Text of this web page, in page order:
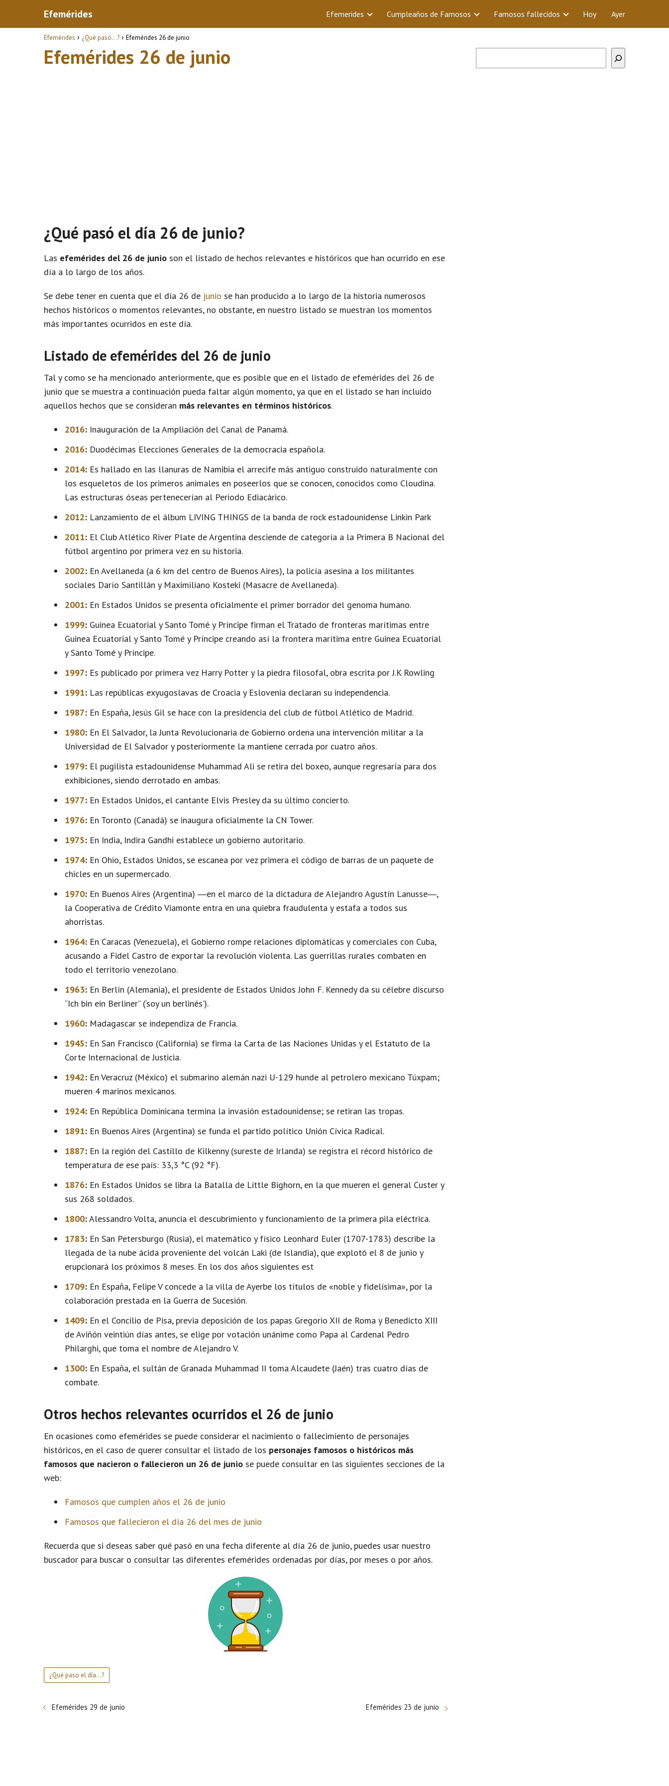
Efemérides Efemerides Cumpleaños de Famosos Famosos fallecidos Hoy Ayer
Efemérides ¿Qué pasó...? Efemérides 26 de junio
Efemérides 26 de junio
¿Qué pasó el día 26 de junio?
Las efemérides del 26 de junio son el listado de hechos relevantes e históricos que han ocurrido en ese
día a lo largo de los años.
Se debe tener en cuenta que el día 26 de junio se han producido a lo largo de la historia numerosos
hechos históricos o momentos relevantes, no obstante, en nuestro listado se muestran los momentos
más importantes ocurridos en este día.
Listado de efemérides del 26 de junio
Tal y como se ha mencionado anteriormente, que es posible que en el listado de efemérides del 26 de
junio que se muestra a continuación pueda faltar algún momento, ya que en el listado se han incluido
aquellos hechos que se consideran más relevantes en términos históricos.
2016: Inauguración de la Ampliación del Canal de Panamá.
2016: Duodécimas Elecciones Generales de la democracia española.
2014: Es hallado en las llanuras de Namibia el arrecife más antiguo construido naturalmente con
los esqueletos de los primeros animales en poseerlos que se conocen, conocidos como Cloudina.
Las estructuras óseas pertenecerían al Periodo Ediacárico.​
2012: Lanzamiento de el álbum LIVING THINGS de la banda de rock estadounidense Linkin Park
2011: El Club Atlético River Plate de Argentina desciende de categoría a la Primera B Nacional del
fútbol argentino por primera vez en su historia.
2002: En Avellaneda (a 6 km del centro de Buenos Aires), la policía asesina a los militantes
sociales Darío Santillán y Maximiliano Kosteki (Masacre de Avellaneda).
2001: En Estados Unidos se presenta oficialmente el primer borrador del genoma humano.
1999: Guinea Ecuatorial y Santo Tomé y Príncipe firman el Tratado de fronteras marítimas entre
Guinea Ecuatorial y Santo Tomé y Príncipe creando así la frontera marítima entre Guinea Ecuatorial
y Santo Tomé y Príncipe.
1997: Es publicado por primera vez Harry Potter y la piedra filosofal, obra escrita por J.K Rowling
1991: Las repúblicas exyugoslavas de Croacia y Eslovenia declaran su independencia.
1987: En España, Jesús Gil se hace con la presidencia del club de fútbol Atlético de Madrid.
1980: En El Salvador, la Junta Revolucionaria de Gobierno ordena una intervención militar a la
Universidad de El Salvador y posteriormente la mantiene cerrada por cuatro años.
1979: El pugilista estadounidense Muhammad Ali se retira del boxeo, aunque regresaría para dos
exhibiciones, siendo derrotado en ambas.
1977: En Estados Unidos, el cantante Elvis Presley da su último concierto.
1976: En Toronto (Canadá) se inaugura oficialmente la CN Tower.
1975: En India, Indira Gandhi establece un gobierno autoritario.
1974: En Ohio, Estados Unidos, se escanea por vez primera el código de barras de un paquete de
chicles en un supermercado.
1970: En Buenos Aires (Argentina) ―en el marco de la dictadura de Alejandro Agustín Lanusse―,
la Cooperativa de Crédito Viamonte entra en una quiebra fraudulenta y estafa a todos sus
ahorristas.
1964: En Caracas (Venezuela), el Gobierno rompe relaciones diplomáticas y comerciales con Cuba,
acusando a Fidel Castro de exportar la revolución violenta. Las guerrillas rurales combaten en
todo el territorio venezolano.
1963: En Berlín (Alemania), el presidente de Estados Unidos John F. Kennedy da su célebre discurso
“Ich bin ein Berliner” (‘soy un berlinés’).
1960: Madagascar se independiza de Francia.
1945: En San Francisco (California) se firma la Carta de las Naciones Unidas y el Estatuto de la
Corte Internacional de Justicia.
1942: En Veracruz (México) el submarino alemán nazi U-129 hunde al petrolero mexicano Túxpam;
mueren 4 marinos mexicanos.
1924: En República Dominicana termina la invasión estadounidense; se retiran las tropas.
1891: En Buenos Aires (Argentina) se funda el partido político Unión Cívica Radical.
1887: En la región del Castillo de Kilkenny (sureste de Irlanda) se registra el récord histórico de
temperatura de ese país: 33,3 °C (92 °F).
1876: En Estados Unidos se libra la Batalla de Little Bighorn, en la que mueren el general Custer y
sus 268 soldados.
1800:Alessandro Volta, anuncia el descubrimiento y funcionamiento de la primera pila eléctrica.
1783: En San Petersburgo (Rusia), el matemático y físico Leonhard Euler (1707-1783) describe la
llegada de la nube ácida proveniente del volcán Laki (de Islandia), que explotó el 8 de junio y
erupcionará los próximos 8 meses. En los dos años siguientes est
1709: En España, Felipe V concede a la villa de Ayerbe los títulos de «noble y fidelísima», por la
colaboración prestada en la Guerra de Sucesión.
1409: En el Concilio de Pisa, previa deposición de los papas Gregorio XII de Roma y Benedicto XIII
de Aviñón veintiún días antes, se elige por votación unánime como Papa al Cardenal Pedro
Philarghi, que toma el nombre de Alejandro V.
1300: En España, el sultán de Granada Muhammad II toma Alcaudete (Jaén) tras cuatro días de
combate.
Otros hechos relevantes ocurridos el 26 de junio
En ocasiones como efemérides se puede considerar el nacimiento o fallecimiento de personajes
históricos, en el caso de querer consultar el listado de los personajes famosos o históricos más
famosos que nacieron o fallecieron un 26 de junio se puede consultar en las siguientes secciones de la
web:
Famosos que cumplen años el 26 de junio
Famosos que fallecieron el día 26 del mes de junio
Recuerda que si deseas saber qué pasó en una fecha diferente al día 26 de junio, puedes usar nuestro
buscador para buscar o consultar las diferentes efemérides ordenadas por días, por meses o por años.
¿Qué paso el día...?
Efemérides 29 de junio Efemérides 23 de junio